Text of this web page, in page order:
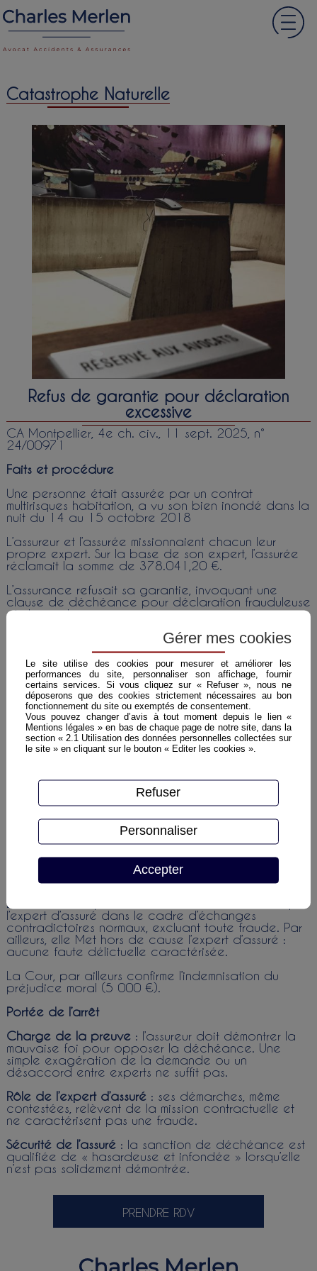
Catastrophe Naturelle
Refus de garantie pour déclaration
excessive
CA Montpellier, 4e ch. civ., 11 sept. 2025, n°
24/00971
Faits et procédure
Une personne était assurée par un contrat
multirisques habitation, a vu son bien inondé dans la
nuit du 14 au 15 octobre 2018
L’assureur et l’assurée missionnaient chacun leur
propre expert. Sur la base de son expert, l’assurée
réclamait la somme de 378.041,20 €.
L’assurance refusait sa garantie, invoquant une
clause de déchéance pour déclaration frauduleuse
et demande excessive
Après une condamnation en première instance au
paiement de la somme de 308 628 € pour le
préjudice matériel et 5 000 € pour préjudice moral,
la compagnie d’assurance formait un appel invoque
la mauvaise foi de l’assurée.
Problématique
L’assureur peut-il valablementopposer une clause
de déchéancepour fraude à l’assuré lorsque celui-
ci, par l’intermédiaire de son expert, présente
La Cour d’appel de Montpellierrejette la
déchéance de garantie. Si la clause est bien
apparente (comme exigé par les dispositions de
l’article L. 112-4 du Code des assurances),la
preuve de la mauvaise foi de l’assurée
Code des assurances) n’est pas rapportée.
La Cour note que la réclamation a été formulée par
l’expert d’assuré dans le cadre d’échanges
contradictoires normaux, excluant toute fraude. Par
ailleurs, elle Met hors de cause l’expert d’assuré :
aucune faute délictuelle caractérisée.
La Cour, par ailleurs confirme l’indemnisation du
préjudice moral (5 000 €).
Portée de l’arrêt
Charge de la preuve: l’assureur doit démontrer la
mauvaise foi pour opposer la déchéance. Une
simple exagération de la demande ou un
désaccord entre experts ne suffit pas.
Rôle de l’expert d’assuré : ses démarches, même
contestées, relèvent de la mission contractuelle et
ne caractérisent pas une fraude.
Sécurité de l’assuré: la sanction de déchéance est
qualifiée de « hasardeuse et infondée » lorsqu’elle
n’est pas solidement démontrée.
PRENDRE RDV
Gérer mes cookies
Le site utilise des cookies pour mesurer et améliorer les
performances du site, personnaliser son affichage, fournir
certains services. Si vous cliquez sur « Refuser », nous ne
déposerons que des cookies strictement nécessaires au bon
fonctionnement du site ou exemptés de consentement.
Vous pouvez changer d’avis à tout moment depuis le lien «
Mentions légales » en bas de chaque page de notre site, dans la
section « 2.1 Utilisation des données personnelles collectées sur
le site » en cliquant sur le bouton « Editer les cookies ».
Accepter
Refuser
Personnaliser